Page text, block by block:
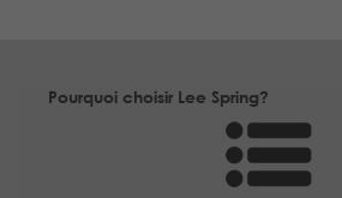
Pourquoi choisir Lee Spring?